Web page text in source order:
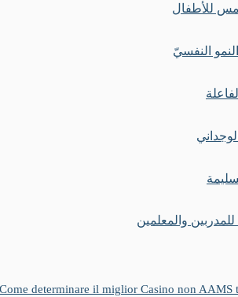
للأطفال
النفسيّ
والمعلمين
Come determinare il miglior Casino non AAMS